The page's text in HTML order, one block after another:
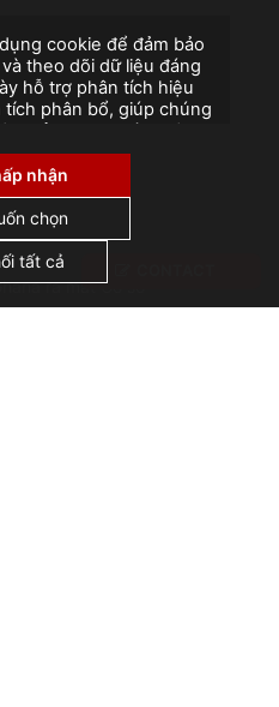
ra mắt Cơ sở
cookie để đảm bảo
theo dõi dữ liệu đáng
hỗ trợ phân tích hiệu
phân bổ, giúp chúng
của bạn. Chúng tôi
quảng cáo hoặc tiếp
hoặc bán dữ liệu cá
Bằng cách nhấp vào
đồng ý với việc chúng
cookie.
nhận
chọn
tất cả